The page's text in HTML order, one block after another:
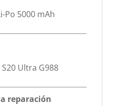
Po 5000 mAh
Ultra G988
reparación